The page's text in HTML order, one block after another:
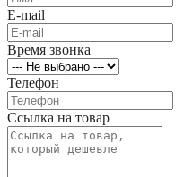
E-mail
Время звонка
Телефон
Ссылка на товар